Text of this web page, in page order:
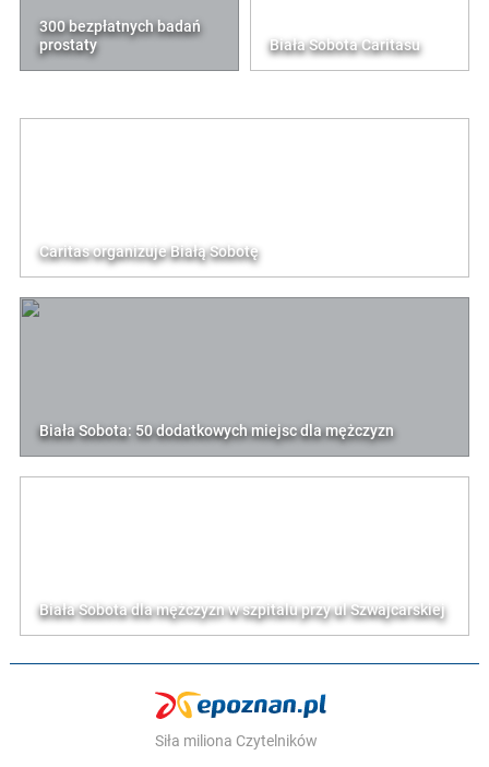
300 bezpłatnych badań
prostaty
Biała Sobota Caritasu
Caritas organizuje Białą Sobotę
Biała Sobota: 50 dodatkowych miejsc dla mężczyzn
Biała Sobota dla mężczyzn w szpitalu przy ul Szwajcarskiej
Siła miliona Czytelników